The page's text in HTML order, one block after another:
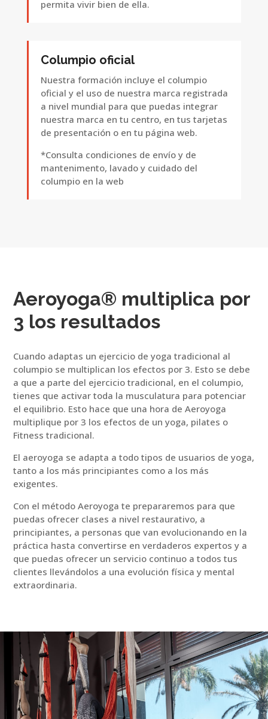
permita vivir bien de ella.
Columpio oficial
Nuestra formación incluye el columpio
oficial y el uso de nuestra marca registrada
a nivel mundial para que puedas integrar
nuestra marca en tu centro, en tus tarjetas
de presentación o en tu página web.
*Consulta condiciones de envío y de
mantenimento, lavado y cuidado del
columpio en la web
Aeroyoga® multiplica por
3 los resultados
Cuando adaptas un ejercicio de yoga tradicional al
columpio se multiplican los efectos por 3. Esto se debe
a que a parte del ejercicio tradicional, en el columpio,
tienes que activar toda la musculatura para potenciar
el equilibrio. Esto hace que una hora de Aeroyoga
multiplique por 3 los efectos de un yoga, pilates o
Fitness tradicional.
El aeroyoga se adapta a todo tipos de usuarios de yoga,
tanto a los más principiantes como a los más
exigentes.
Con el método Aeroyoga te prepararemos para que
puedas ofrecer clases a nivel restaurativo, a
principiantes, a personas que van evolucionando en la
práctica hasta convertirse en verdaderos expertos y a
que puedas ofrecer un servicio continuo a todos tus
clientes llevándolos a una evolución física y mental
extraordinaria.